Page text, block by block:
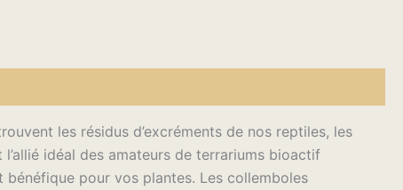
les résidus d’excréments de nos reptiles, les
idéal des amateurs de terrariums bioactif
bénéfique pour vos plantes. Les collemboles